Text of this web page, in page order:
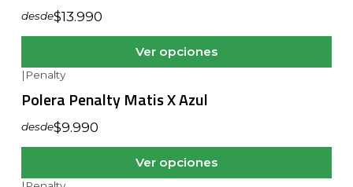
desde$13.990
Ver opciones
| Penalty
Polera Penalty Matis X Azul
desde$9.990
Ver opciones